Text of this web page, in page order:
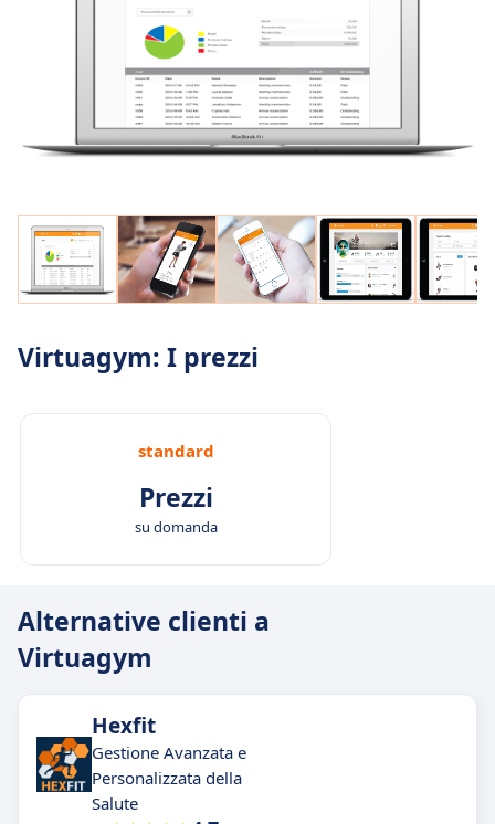
Virtuagym: I prezzi
standard
Prezzi
su domanda
Alternative clienti a
Virtuagym
Hexfit
Gestione Avanzata e
Personalizzata della
Salute